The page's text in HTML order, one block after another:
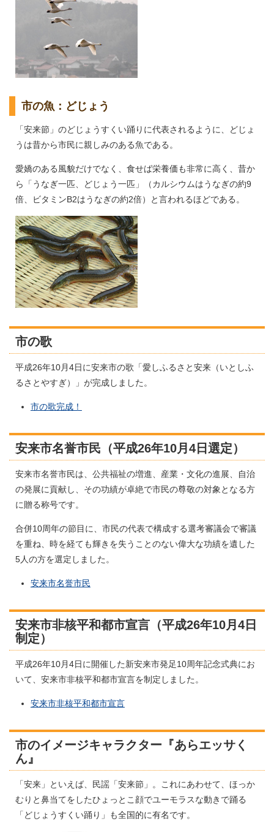
市の魚：どじょう
「安来節」のどじょうすくい踊りに代表されるように、どじょ
うは昔から市民に親しみのある魚である。
愛嬌のある風貌だけでなく、食せば栄養価も非常に高く、昔か
ら「うなぎ一匹、どじょう一匹」（カルシウムはうなぎの約9
倍、ビタミンB2はうなぎの約2倍）と言われるほどである。
市の歌
平成26年10月4日に安来市の歌「愛しふるさと安来（いとしふ
るさとやすぎ）」が完成しました。
市の歌完成！
安来市名誉市民（平成26年10月4日選定）
安来市名誉市民は、公共福祉の増進、産業・文化の進展、自治
の発展に貢献し、その功績が卓絶で市民の尊敬の対象となる方
に贈る称号です。
合併10周年の節目に、市民の代表で構成する選考審議会で審議
を重ね、時を経ても輝きを失うことのない偉大な功績を遺した
5人の方を選定しました。
安来市名誉市民
安来市非核平和都市宣言（平成26年10月4日
制定）
平成26年10月4日に開催した新安来市発足10周年記念式典にお
いて、安来市非核平和都市宣言を制定しました。
安来市非核平和都市宣言
市のイメージキャラクター『あらエッサく
ん』
「安来」といえば、民謡「安来節」。これにあわせて、ほっか
むりと鼻当てをしたひょっとこ顔でユーモラスな動きで踊る
「どじょうすくい踊り」も全国的に有名です。